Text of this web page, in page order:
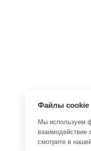
Файлы cookie
Мы используем
взаимодействие
смотрите в